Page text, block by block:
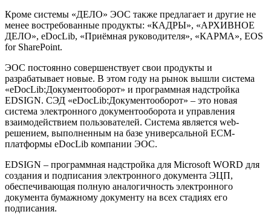
Кроме системы «ДЕЛО» ЭОС также предлагает и другие не
менее востребованные продукты: «КАДРЫ», «АРХИВНОЕ
ДЕЛО», eDocLib, «Приёмная руководителя», «КАРМА», EOS
for SharePoint.
ЭОС постоянно совершенствует свои продукты и
разрабатывает новые. В этом году на рынок вышли система
«eDocLib:Документооборот» и программная надстройка
EDSIGN. СЭД «eDocLib:Документооборот» – это новая
система электронного документооборота и управления
взаимодействием пользователей. Система является web-
решением, выполненным на базе универсальной ECM-
платформы eDocLib компании ЭОС.
EDSIGN – программная надстройка для Microsoft WORD для
создания и подписания электронного документа ЭЦП,
обеспечивающая полную аналогичность электронного
документа бумажному документу на всех стадиях его
подписания.